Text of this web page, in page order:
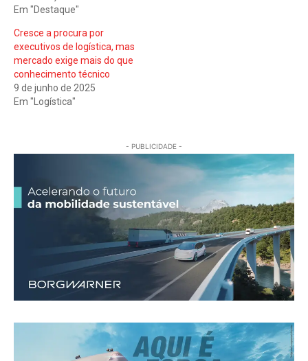
Em "Destaque"
Cresce a procura por
executivos de logística, mas
mercado exige mais do que
conhecimento técnico
9 de junho de 2025
Em "Logística"
- PUBLICIDADE -